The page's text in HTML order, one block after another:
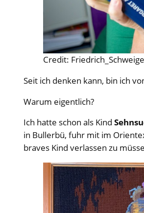
Credit:
Seit ich denken kann, bin ich
Warum eigentlich?
Ich hatte schon als Kind
in Bullerbü, fuhr mit im
braves Kind verlassen zu